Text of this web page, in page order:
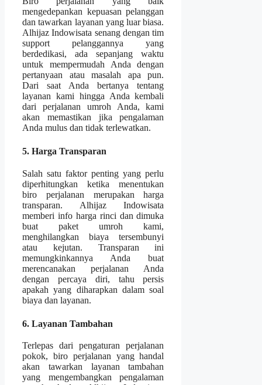
mengedepankan kepuasan pelanggan
dan tawarkan layanan yang luar biasa.
Alhijaz Indowisata senang dengan tim
support pelanggannya yang
berdedikasi, ada sepanjang waktu
untuk mempermudah Anda dengan
pertanyaan atau masalah apa pun.
Dari saat Anda bertanya tentang
layanan kami hingga Anda kembali
dari perjalanan umroh Anda, kami
akan memastikan jika pengalaman
Anda mulus dan tidak terlewatkan.
5. Harga Transparan
Salah satu faktor penting yang perlu
diperhitungkan ketika menentukan
biro perjalanan merupakan harga
transparan. Alhijaz Indowisata
memberi info harga rinci dan dimuka
buat paket umroh kami,
menghilangkan biaya tersembunyi
atau kejutan. Transparan ini
memungkinkannya Anda buat
merencanakan perjalanan Anda
dengan percaya diri, tahu persis
apakah yang diharapkan dalam soal
biaya dan layanan.
6. Layanan Tambahan
Terlepas dari pengaturan perjalanan
pokok, biro perjalanan yang handal
akan tawarkan layanan tambahan
yang mengembangkan pengalaman